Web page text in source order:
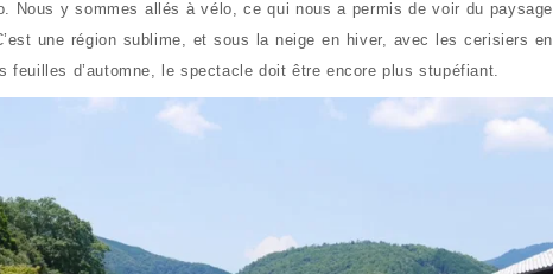
Nous y sommes allés à vélo, ce qui nous a permis de voir du paysage
une région sublime, et sous la neige en hiver, avec les cerisiers en
feuilles d’automne, le spectacle doit être encore plus stupéfiant.